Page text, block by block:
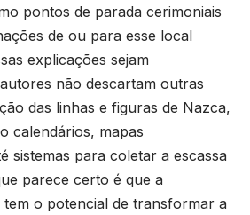
pontos de parada cerimoniais
de ou para esse local
explicações sejam
não descartam outras
das linhas e figuras de Nazca,
calendários, mapas
sistemas para coletar a escassa
parece certo é que a
tem o potencial de transformar a